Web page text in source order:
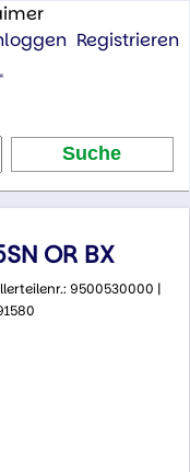
Registrieren
OR BX
9500530000 |